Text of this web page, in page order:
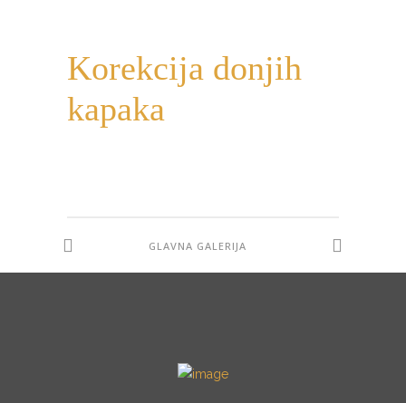
Korekcija donjih
kapaka
GLAVNA GALERIJA